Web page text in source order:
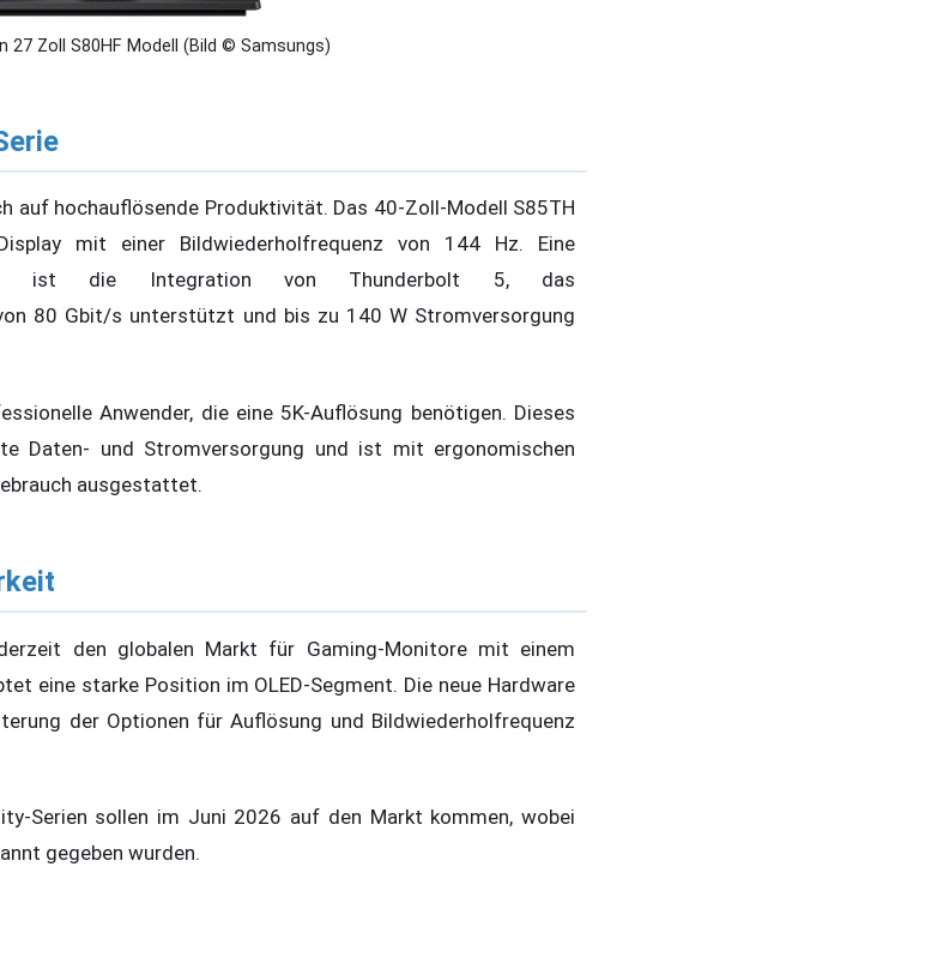
27 Zoll S80HF Modell (Bild © Samsungs)
auf hochauflösende Produktivität. Das 40-Zoll-Modell S85TH
mit einer Bildwiederholfrequenz von 144 Hz. Eine
ist die Integration von Thunderbolt 5, das
80 Gbit/s unterstützt und bis zu 140 W Stromversorgung
Anwender, die eine 5K-Auflösung benötigen. Dieses
Daten- und Stromversorgung und ist mit ergonomischen
ausgestattet.
den globalen Markt für Gaming-Monitore mit einem
eine starke Position im OLED-Segment. Die neue Hardware
der Optionen für Auflösung und Bildwiederholfrequenz
Serien sollen im Juni 2026 auf den Markt kommen, wobei
gegeben wurden.